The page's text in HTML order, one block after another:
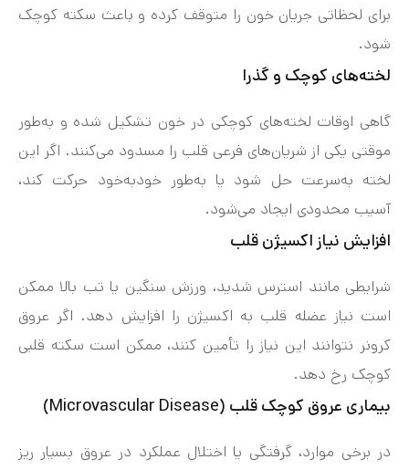
برای لحظاتی جریان خون را متوقف کرده و باعث سکته کوچک
شود.
لخته‌های کوچک و گذرا
گاهی اوقات لخته‌های کوچکی در خون تشکیل شده و به‌طور
موقتی یکی از شریان‌های فرعی قلب را مسدود می‌کنند. اگر این
لخته به‌سرعت حل شود یا به‌طور خودبه‌خود حرکت کند،
آسیب محدودی ایجاد می‌شود.
افزایش نیاز اکسیژن قلب
شرایطی مانند استرس شدید، ورزش سنگین یا تب بالا ممکن
است نیاز عضله قلب به اکسیژن را افزایش دهد. اگر عروق
کرونر نتوانند این نیاز را تأمین کنند، ممکن است سکته قلبی
کوچک رخ دهد.
بیماری عروق کوچک قلب (Microvascular Disease)
در برخی موارد، گرفتگی یا اختلال عملکرد در عروق بسیار ریز